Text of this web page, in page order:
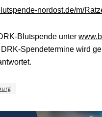
nordost.de/m/
Blutspende unter
Spendetermine wird